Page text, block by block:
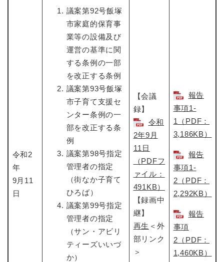
令和2
年
9月11
日
議案第92号飯塚
市家庭的保育事
業等の設備及び
運営の基準に関
する条例の一部
を改正する条例
議案第93号飯塚
市子育て支援セ
ンター条例の一
部を改正する条
例
議案第98号指定
管理者の指定
（街なか子育て
ひろば）
議案第99号指定
管理者の指定
（サン・アビリ
ティーズいいづ
か）
【会議
録】
令和
2年9月
11日
（PDFフ
ァイル：
491KB）
【録画中
継】
再生 ＜外
部リンク
＞
報告
事項1-
1（PDF：
3,186KB）
報告
事項1-
2（PDF：
2,292KB）
報告
事項
2（PDF：
1,460KB）